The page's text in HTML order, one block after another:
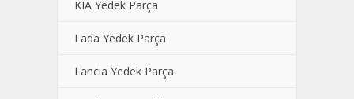
KIA Yedek Parça
Lada Yedek Parça
Lancia Yedek Parça